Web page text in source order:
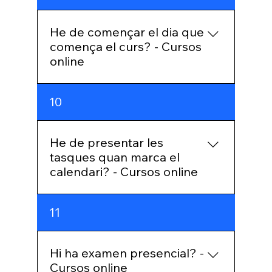
mesos per fer el curs i fins hi tot pots
demanar una pròrroga.
He de començar el dia que
comença el curs? - Cursos
online
A partir del primer dia de curs,
comença quan et vagi més bé. Cap
problema!
10
He de presentar les
tasques quan marca el
calendari? - Cursos online
No, el calendari és orientatiu per
marcar un ritme. Presenta els exercicis
o les proves d'avaluació al teu ritme.
11
Hi ha examen presencial? -
Cursos online